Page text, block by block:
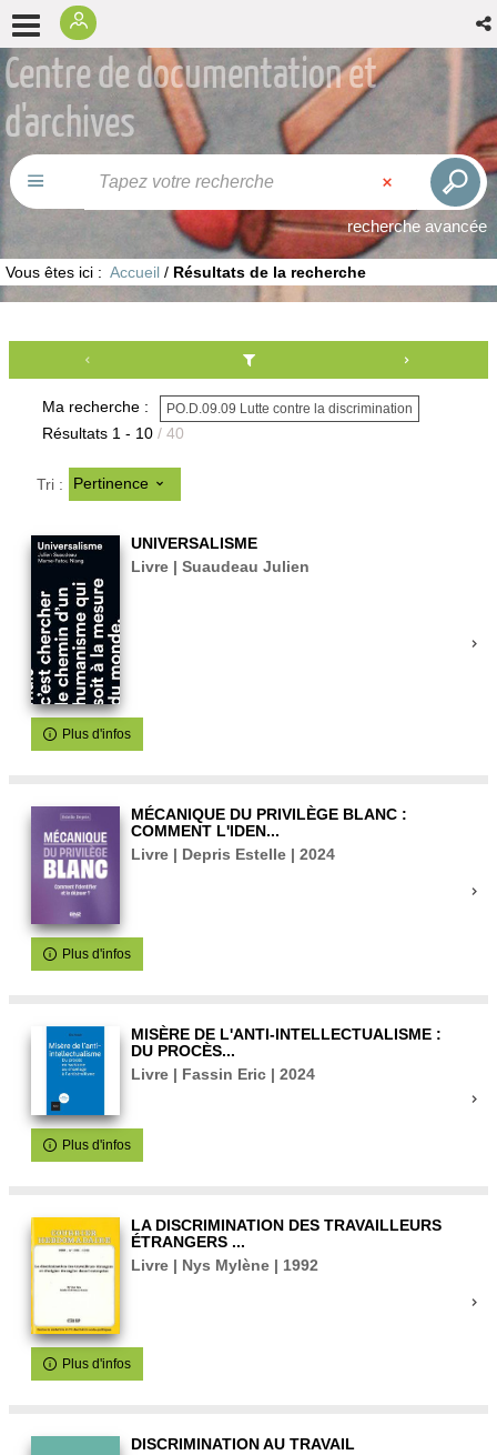
Centre de documentation et
d'archives
recherche avancée
Vous êtes ici : Accueil / Résultats de la recherche
Ma recherche : PO.D.09.09 Lutte contre la discrimination
Résultats 1 - 10 / 40
Tri : Pertinence
UNIVERSALISME
Livre | Suaudeau Julien
Plus d'infos
MÉCANIQUE DU PRIVILÈGE BLANC :
COMMENT L'IDEN...
Livre | Depris Estelle | 2024
Plus d'infos
MISÈRE DE L'ANTI-INTELLECTUALISME :
DU PROCÈS...
Livre | Fassin Eric | 2024
Plus d'infos
LA DISCRIMINATION DES TRAVAILLEURS
ÉTRANGERS ...
Livre | Nys Mylène | 1992
Plus d'infos
DISCRIMINATION AU TRAVAIL